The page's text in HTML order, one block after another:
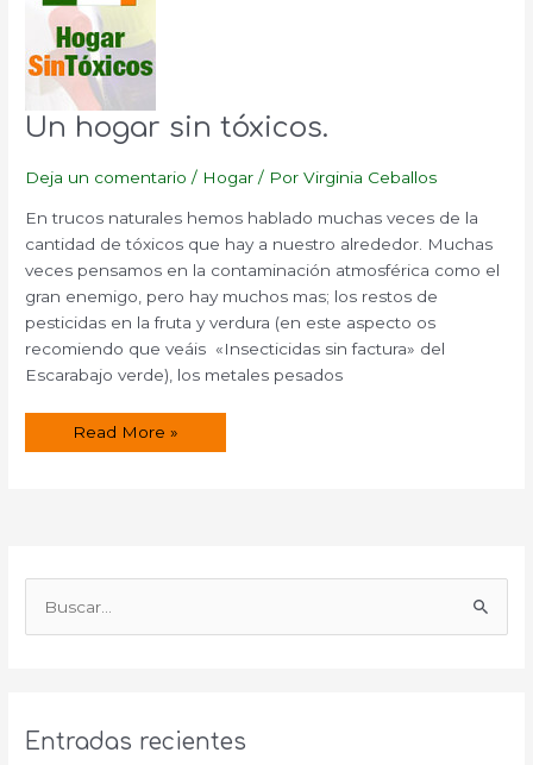
Un hogar sin tóxicos.
Deja un comentario / Hogar / PorVirginia Ceballos
En trucos naturales hemos hablado muchas veces de la
cantidad de tóxicos que hay a nuestro alrededor. Muchas
veces pensamos en la contaminación atmosférica como el
gran enemigo, pero hay muchos mas; los restos de
pesticidas en la fruta y verdura (en este aspecto os
recomiendo que veáis «Insecticidas sin factura» del
Escarabajo verde), los metales pesados
Un
Read More »
rEntradas recientes